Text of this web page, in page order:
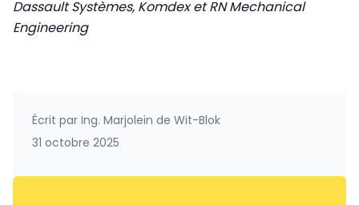
Dassault Systèmes, Komdex et RN Mechanical
Engineering
Écrit par Ing. Marjolein de Wit-Blok
31 octobre 2025